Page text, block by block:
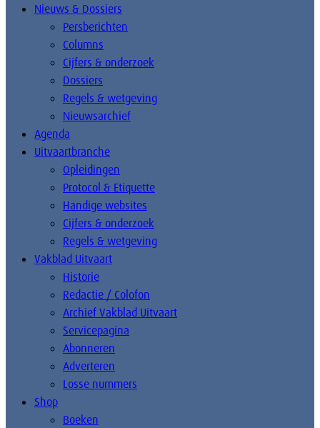
Nieuws & Dossiers
Persberichten
Columns
Cijfers & onderzoek
Dossiers
Regels & wetgeving
Nieuwsarchief
Agenda
Uitvaartbranche
Opleidingen
Protocol & Etiquette
Handige websites
Cijfers & onderzoek
Regels & wetgeving
Vakblad Uitvaart
Historie
Redactie / Colofon
Archief Vakblad Uitvaart
Servicepagina
Abonneren
Adverteren
Losse nummers
Shop
Boeken